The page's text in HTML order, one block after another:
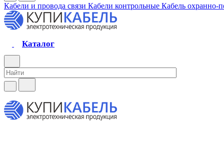
Кабели и провода связи Кабели контрольные Кабель охранно-
Каталог